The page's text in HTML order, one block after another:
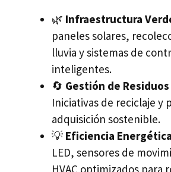
🌿 Infraestructura
paneles solares,
lluvia y sistemas de
inteligentes.
🔄 Gestión de
Iniciativas de reciclaje y
adquisición sostenible.
💡 Eficiencia Energética
LED, sensores de